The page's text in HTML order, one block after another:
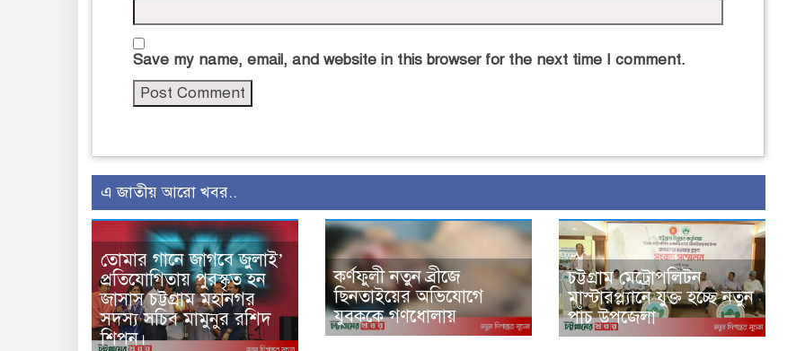
Save my name, email, and website in this browser for the next time I comment.
এ জাতীয় আরো খবর..
তোমার গানে জাগবে জুলাই’
প্রতিযোগিতায় পুরস্কৃত হন
জাসাস চট্টগ্রাম মহানগর
সদস‌্য স‌চিব মামুনুর রশিদ
শিপন।
কর্ণফুলী নতুন ব্রীজে
ছিনতাইয়ের অভিযোগে
যুবককে গণধোলায়
চট্টগ্রাম মেট্রোপলিটন
মাস্টারপ্ল্যানে যুক্ত হচ্ছে নতুন
পাঁচ উপজেলা